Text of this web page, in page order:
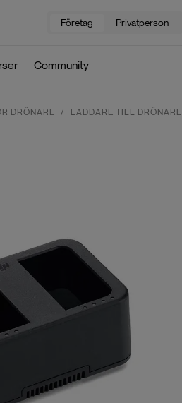
Företag Privatperson
Community
DRÖNARE LADDARE TILL DRÖNARE